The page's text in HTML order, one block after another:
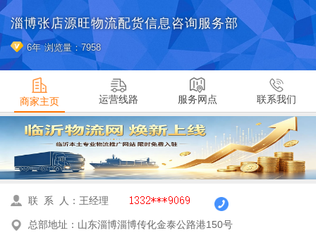
淄博张店源旺物流配货信息咨询服务部
6年 浏览量：7958
商家主页 运营线路 服务网点 联系我们
联 系 人：王经理
总部地址：山东淄博淄博传化金泰公路港150号